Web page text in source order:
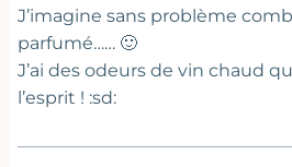
J’imagine sans problème
parfumé…… 🙂
J’ai des odeurs de vin chaud
l’esprit ! :sd: